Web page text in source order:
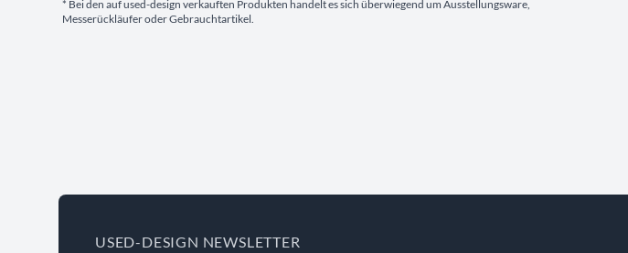
* Bei den auf used-design verkauften Produkten handelt es sich überwiegend um Ausstellungsware,
Messerückläufer oder Gebrauchtartikel.
USED-DESIGN NEWSLETTER